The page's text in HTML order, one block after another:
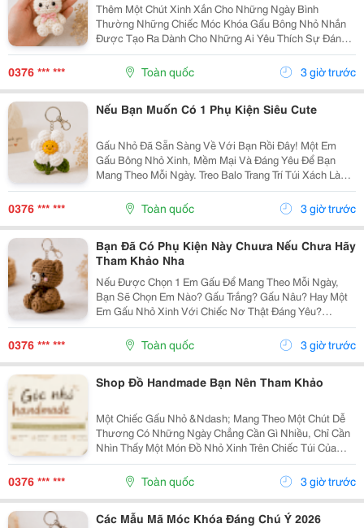
Thêm Một Chút Xinh Xắn Cho Những Ngày Bình
Thường Những Chiếc Móc Khóa Gấu Bông Nhỏ Nhắn
Được Tạo Ra Dành Cho Những Ai Yêu Thích Sự Đáng
Yêu Và Những Món Đồ Có Dấu Ấn Riêng. Từ Chiếc Balo
Đi Học, Túi Xách Đi Chơi Đến Chùm Chìa Khóa Quen
Thuộc,...
0376 *** *** Toàn quốc 3 giờ trước
Nếu Bạn Muốn Có 1 Phụ Kiện Siêu Cute
Gấu Nhỏ Đã Sẵn Sàng Về Với Bạn Rồi Đây! Một Em
Gấu Bông Nhỏ Xinh, Mềm Mại Và Đáng Yêu Để Bạn
Mang Theo Mỗi Ngày. Treo Balo Trang Trí Túi Xách Làm
Móc Khóa Tặng Người Bạn Yêu Quý
Gocnhohandmade.com Không Cần Quá Nhiều Phụ
Kiện, Chỉ Một Em Gấu...
0376 *** *** Toàn quốc 3 giờ trước
Bạn Đã Có Phụ Kiện Này Chuưa Nếu Chưa Hãy
Tham Khảo Nha
Nếu Được Chọn 1 Em Gấu Để Mang Theo Mỗi Ngày,
Bạn Sẽ Chọn Em Nào? Gấu Trắng? Gấu Nâu? Hay Một
Em Gấu Nhỏ Xinh Với Chiếc Nơ Thật Đáng Yêu?
Những Chiếc Móc Khóa Gấu Bông Không Chỉ Là Phụ
Kiện Treo Túi Mà Còn Là Một Cách Để Bạn Thêm Chút
Cá Tính Vào...
0376 *** *** Toàn quốc 3 giờ trước
Shop Đồ Handmade Bạn Nên Tham Khảo
Một Chiếc Gấu Nhỏ &Ndash; Mang Theo Một Chút Dễ
Thương Có Những Ngày Chẳng Cần Gì Nhiều, Chỉ Cần
Nhìn Thấy Một Món Đồ Nhỏ Xinh Trên Chiếc Túi Của
Mình Cũng Đủ Thấy Vui Rồi Những Em Móc Khóa Gấu
Bông Được Làm Với Kiểu Dáng Đáng Yêu, Nhỏ Gọn,
Thích...
0376 *** *** Toàn quốc 3 giờ trước
Các Mẫu Mã Móc Khóa Đáng Chú Ý 2026